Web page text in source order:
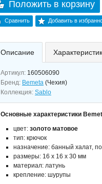
Положить в корзину
Сравнить Добавить в
Описание
Артикул: 160506090
Бренд: Bemeta (Чехия)
Коллекция: Sablo
Основные характеристики
цвет: золото матовое
тип: крючок
назначение: банный халат,
размеры: 16 х 16 х 30 мм
материал: латунь
крепление: шурупы